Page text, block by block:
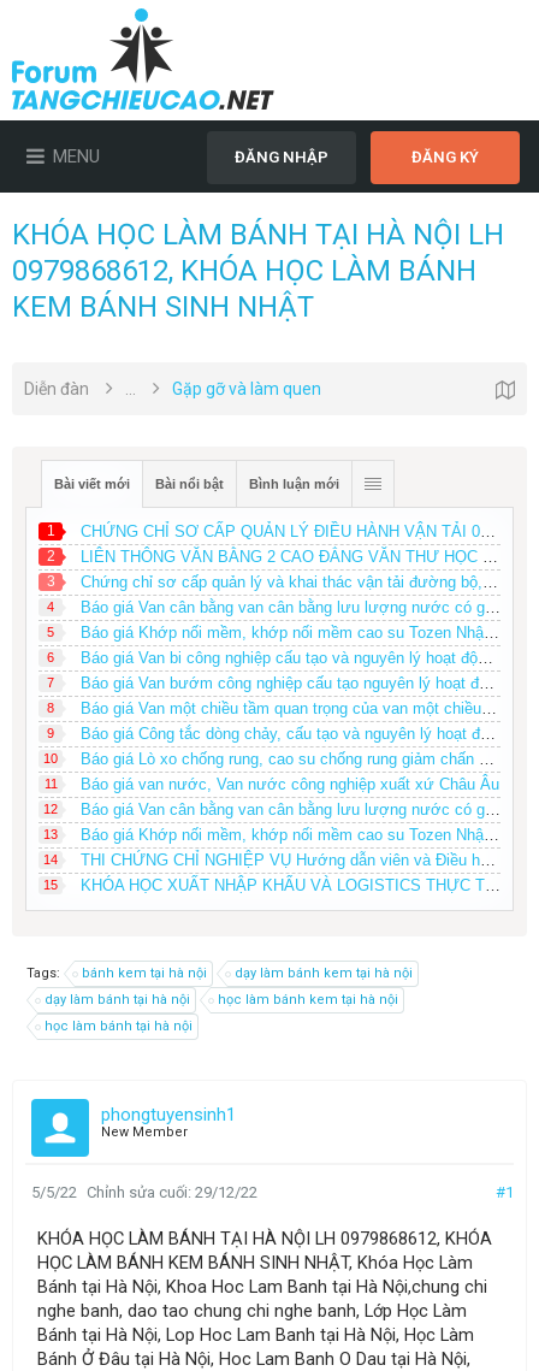
MENU ĐĂNG NHẬP ĐĂNG KÝ
KHÓA HỌC LÀM BÁNH TẠI HÀ NỘI LH
0979868612, KHÓA HỌC LÀM BÁNH
KEM BÁNH SINH NHẬT
Diễn đàn Gặp gỡ và làm quen
Bài viết mới Bài nổi bật Bình luận mới
1 CHỨNG CHỈ SƠ CẤP QUẢN LÝ ĐIỀU HÀNH VẬN TẢI 0979868612
2 LIÊN THÔNG VĂN BẰNG 2 CAO ĐẲNG VĂN THƯ HỌC NGOÀI GIỜ HÀNH CHÍNH
3 Chứng chỉ sơ cấp quản lý và khai thác vận tải đường bộ, Sơ cấp chuyên ngành Vận tải
4 Báo giá Van cân bằng van cân bằng lưu lượng nước có giá phải chăng
5 Báo giá Khớp nối mềm, khớp nối mềm cao su Tozen Nhật Bản
6 Báo giá Van bi công nghiệp cấu tạo và nguyên lý hoạt động của Van bi tay gạt
7 Báo giá Van bướm công nghiệp cấu tạo nguyên lý hoạt động của van bướm
8 Báo giá Van một chiều tầm quan trọng của van một chiều tổng quoát về van một chiều
9 Báo giá Công tắc dòng chảy, cấu tạo và nguyên lý hoạt động của công tắc dòng chảy
10 Báo giá Lò xo chống rung, cao su chống rung giảm chấn Tozen Nhật Bản
11 Báo giá van nước, Van nước công nghiệp xuất xứ Châu Âu
12 Báo giá Van cân bằng van cân bằng lưu lượng nước có giá phải chăng
13 Báo giá Khớp nối mềm, khớp nối mềm cao su Tozen Nhật Bản
14 THI CHỨNG CHỈ NGHIỆP VỤ Hướng dẫn viên và Điều hành tour du lịch Toàn quốc 0979868612
15 KHÓA HỌC XUẤT NHẬP KHẨU VÀ LOGISTICS THỰC TẾ DÀNH CHO NGƯỜI MỚI BẮT ĐẦU
Tags: bánh kem tại hà nội
dạy làm bánh kem tại hà nội
dạy làm bánh tại hà nội
học làm bánh kem tại hà nội
học làm bánh tại hà nội
phongtuyensinh1
New Member
#1
5/5/22 Chỉnh sửa cuối: 29/12/22
KHÓA HỌC LÀM BÁNH TẠI HÀ NỘI LH 0979868612, KHÓA
HỌC LÀM BÁNH KEM BÁNH SINH NHẬT, Khóa Học Làm
Bánh tại Hà Nội, Khoa Hoc Lam Banh tại Hà Nội,chung chi
nghe banh, dao tao chung chi nghe banh, Lớp Học Làm
Bánh tại Hà Nội, Lop Hoc Lam Banh tại Hà Nội, Học Làm
Bánh Ở Đâu tại Hà Nội, Hoc Lam Banh O Dau tại Hà Nội,